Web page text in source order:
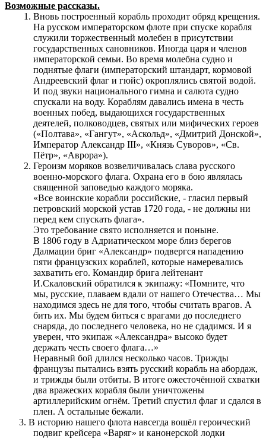
Возможные рассказы.
Вновь построенный корабль проходит обряд крещения.
На русском императорском флоте при спуске корабля
служили торжественный молебен в присутствии
государственных сановников. Иногда царя и членов
императорской семьи. Во время молебна судно и
поднятые флаги (императорский штандарт, кормовой
Андреевский флаг и гюйс) окроплялись святой водой.
И под звуки национального гимна и салюта судно
спускали на воду. Кораблям давались имена в честь
военных побед, выдающихся государственных
деятелей, полководцев, святых или мифических героев
(«Полтава», «Гангут», «Аскольд», «Дмитрий Донской»,
Император Александр III», «Князь Суворов», «Св.
Пётр», «Аврора»).
Героизм моряков возвеличивалась слава русского
военно-морского флага. Охрана его в бою являлась
священной заповедью каждого моряка.
«Все воинские корабли российские, - гласил первый
петровский морской устав 1720 года, - не должны ни
перед кем спускать флага».
Это требование свято исполняется и поныне.
В 1806 году в Адриатическом море близ берегов
Далмации бриг «Александр» подвергся нападению
пяти французских кораблей, которые намеревались
захватить его. Командир брига лейтенант
И.Скаловский обратился к экипажу: «Помните, что
мы, русские, плаваем вдали от нашего Отечества… Мы
находимся здесь не для того, чтобы считать врагов. А
бить их. Мы будем биться с врагами до последнего
снаряда, до последнего человека, но не сдадимся. И я
уверен, что экипаж «Александра» высоко будет
держать честь своего флага…»
Неравный бой длился несколько часов. Трижды
французы пытались взять русский корабль на абордаж,
и трижды были отбиты. В итоге ожесточённой схватки
два вражеских корабля были уничтожены
артиллерийским огнём. Третий спустил флаг и сдался в
плен. А остальные бежали.
3. В историю нашего флота навсегда вошёл героический
подвиг крейсера «Варяг» и канонерской лодки